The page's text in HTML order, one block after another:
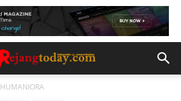
HUMANIORA